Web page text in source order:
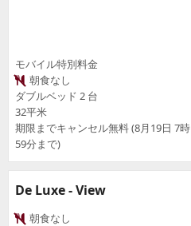
モバイル特別料金
朝食なし
ダブルベッド 2 台
32平米
期限までキャンセル無料 (8月19日 7時
59分まで)
De Luxe - View
朝食なし